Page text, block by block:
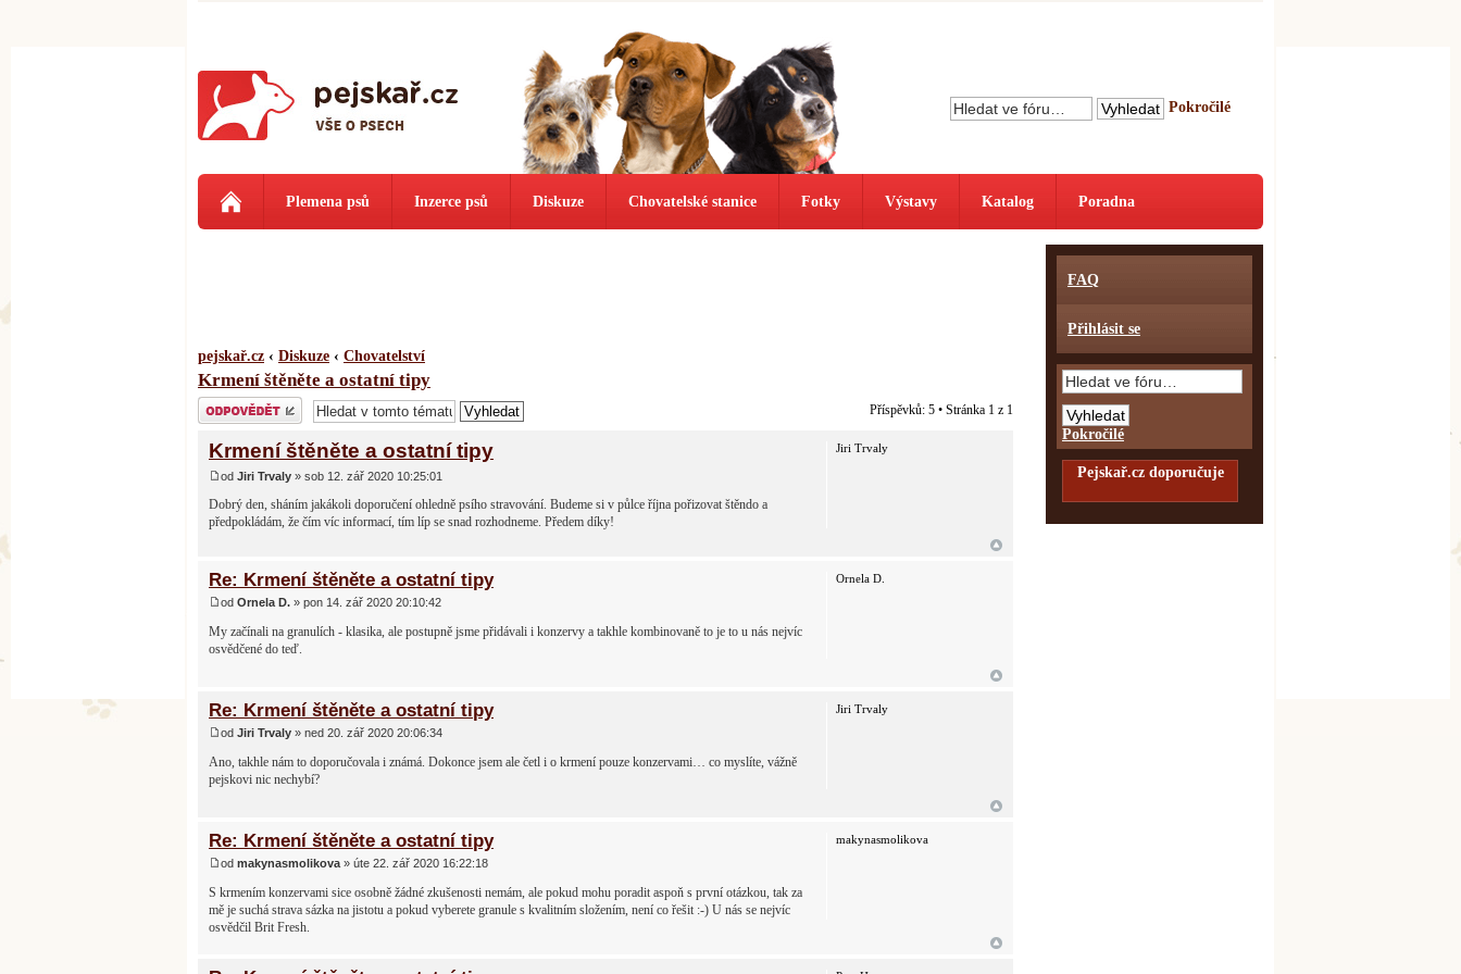
Pokročilé
Plemena psů Inzerce psů Diskuze Chovatelské stanice Fotky Výstavy Katalog Poradna
pejskař.cz ‹ Diskuze ‹ Chovatelství
Krmení štěněte a ostatní tipy
Odeslat odpověď Příspěvků: 5 • Stránka 1 z 1
Krmení štěněte a ostatní tipy
od Jiri Trvaly » sob 12. zář 2020 10:25:01
Dobrý den, sháním jakákoli doporučení ohledně psího stravování. Budeme si v půlce října pořizovat štěndo a
předpokládám, že čím víc informací, tím líp se snad rozhodneme. Předem díky!
Jiri Trvaly
Re: Krmení štěněte a ostatní tipy
od Ornela D. » pon 14. zář 2020 20:10:42
My začínali na granulích - klasika, ale postupně jsme přidávali i konzervy a takhle kombinovaně to je to u nás nejvíc
osvědčené do teď.
Ornela D.
Re: Krmení štěněte a ostatní tipy
od Jiri Trvaly » ned 20. zář 2020 20:06:34
Ano, takhle nám to doporučovala i známá. Dokonce jsem ale četl i o krmení pouze konzervami… co myslíte, vážně
pejskovi nic nechybí?
Jiri Trvaly
Re: Krmení štěněte a ostatní tipy
od makynasmolikova » úte 22. zář 2020 16:22:18
S krmením konzervami sice osobně žádné zkušenosti nemám, ale pokud mohu poradit aspoň s první otázkou, tak za
mě je suchá strava sázka na jistotu a pokud vyberete granule s kvalitním složením, není co řešit :-) U nás se nejvíc
osvědčil Brit Fresh.
makynasmolikova
FAQ
Přihlásit se
Pokročilé
Pejskař.cz doporučuje